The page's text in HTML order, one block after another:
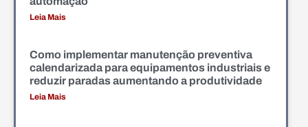
Leia Mais
Como implementar manutenção preventiva
calendarizada para equipamentos industriais e
reduzir paradas aumentando a produtividade
Leia Mais